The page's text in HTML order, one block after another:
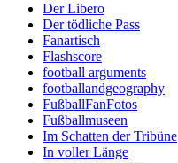
Der Libero
Der tödliche Pass
Fanartisch
Flashscore
football arguments
footballandgeography
FußballFanFotos
Fußballmuseen
Im Schatten der Tribüne
In voller Länge